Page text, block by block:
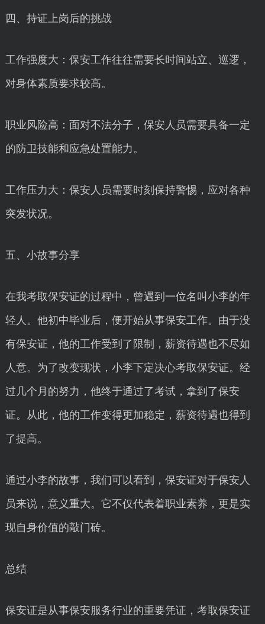
四、持证上岗后的挑战
工作强度大：保安工作往往需要长时间站立、巡逻，
对身体素质要求较高。
职业风险高：面对不法分子，保安人员需要具备一定
的防卫技能和应急处置能力。
工作压力大：保安人员需要时刻保持警惕，应对各种
突发状况。
五、小故事分享
在我考取保安证的过程中，曾遇到一位名叫小李的年
轻人。他初中毕业后，便开始从事保安工作。由于没
有保安证，他的工作受到了限制，薪资待遇也不尽如
人意。为了改变现状，小李下定决心考取保安证。经
过几个月的努力，他终于通过了考试，拿到了保安
证。从此，他的工作变得更加稳定，薪资待遇也得到
了提高。
通过小李的故事，我们可以看到，保安证对于保安人
员来说，意义重大。它不仅代表着职业素养，更是实
现自身价值的敲门砖。
总结
保安证是从事保安服务行业的重要凭证，考取保安证